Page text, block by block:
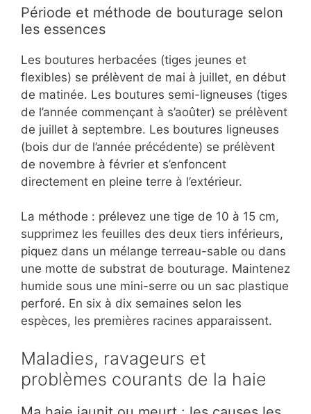
Période et méthode de bouturage selon
les essences
Les boutures herbacées (tiges jeunes et
flexibles) se prélèvent de mai à juillet, en début
de matinée. Les boutures semi-ligneuses (tiges
de l’année commençant à s’aoûter) se prélèvent
de juillet à septembre. Les boutures ligneuses
(bois dur de l’année précédente) se prélèvent
de novembre à février et s’enfoncent
directement en pleine terre à l’extérieur.
La méthode : prélevez une tige de 10 à 15 cm,
supprimez les feuilles des deux tiers inférieurs,
piquez dans un mélange terreau-sable ou dans
une motte de substrat de bouturage. Maintenez
humide sous une mini-serre ou un sac plastique
perforé. En six à dix semaines selon les
espèces, les premières racines apparaissent.
Maladies, ravageurs et
problèmes courants de la haie